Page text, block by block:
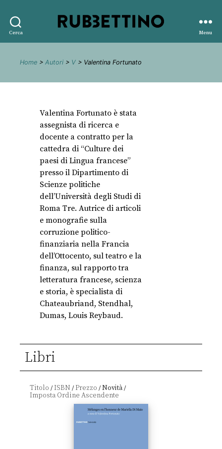
Cerca
editore
Menu
Home > Autori > V > Valentina Fortunato
Valentina Fortunato è stata
assegnista di ricerca e
docente a contratto per la
cattedra di “Culture dei
paesi di Lingua francese”
presso il Dipartimento di
Scienze politiche
dell’Università degli Studi di
Roma Tre. Autrice di articoli
e monografie sulla
corruzione politico-
finanziaria nella Francia
dell’Ottocento, sul teatro e la
finanza, sul rapporto tra
letteratura francese, scienza
e storia, è specialista di
Chateaubriand, Stendhal,
Dumas, Louis Reybaud.
Libri
Titolo /ISBN /Prezzo /Novità/